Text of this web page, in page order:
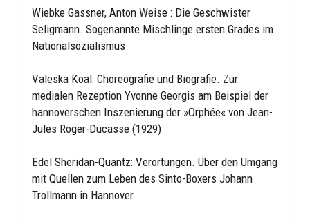
Wiebke Gassner, Anton Weise : Die Geschwister
Seligmann. Sogenannte Mischlinge ersten Grades im
Nationalsozialismus
Valeska Koal: Choreografie und Biografie. Zur
medialen Rezeption Yvonne Georgis am Beispiel der
hannoverschen Inszenierung der »Orphée« von Jean-
Jules Roger-Ducasse (1929)
Edel Sheridan-Quantz: Verortungen. Über den Umgang
mit Quellen zum Leben des Sinto-Boxers Johann
Trollmann in Hannover